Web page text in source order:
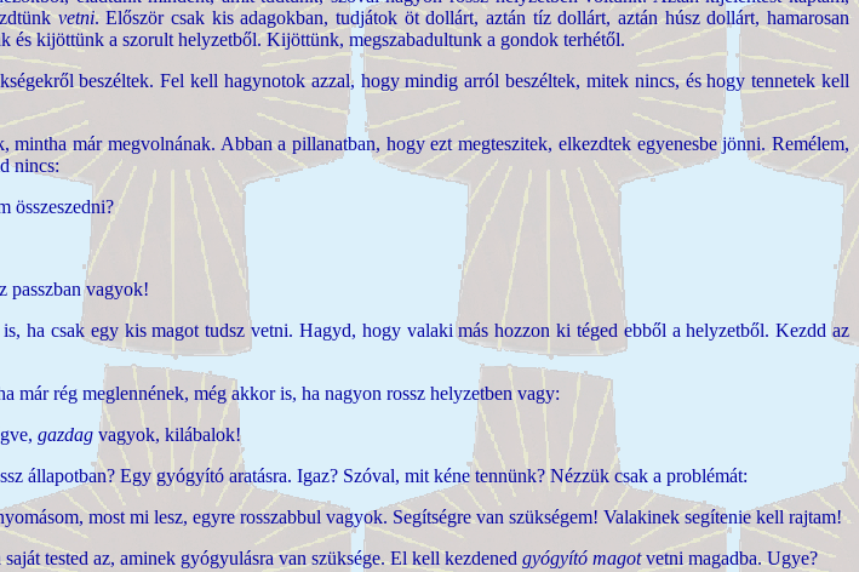
vetni. Először csak kis adagokban, tudjátok öt dollárt, aztán tíz dollárt, aztán húsz dollárt, hamarosan
kijöttünk a szorult helyzetből. Kijöttünk, megszabadultunk a gondok terhétől.
beszéltek. Fel kell hagynotok azzal, hogy mindig arról beszéltek, mitek nincs, és hogy tennetek kell
már megvolnának. Abban a pillanatban, hogy ezt megteszitek, elkezdtek egyenesbe jönni. Remélem,
nincs:
összeszedni?
passzban vagyok!
ha csak egy kis magot tudsz vetni. Hagyd, hogy valaki más hozzon ki téged ebből a helyzetből. Kezdd az
rég meglennének, még akkor is, ha nagyon rossz helyzetben vagy:
gazdag vagyok, kilábalok!
állapotban? Egy gyógyító aratásra. Igaz? Szóval, mit kéne tennünk? Nézzük csak a problémát:
most mi lesz, egyre rosszabbul vagyok. Segítségre van szükségem! Valakinek segítenie kell rajtam!
tested az, aminek gyógyulásra van szüksége. El kell kezdened gyógyító magotvetni magadba. Ugye?